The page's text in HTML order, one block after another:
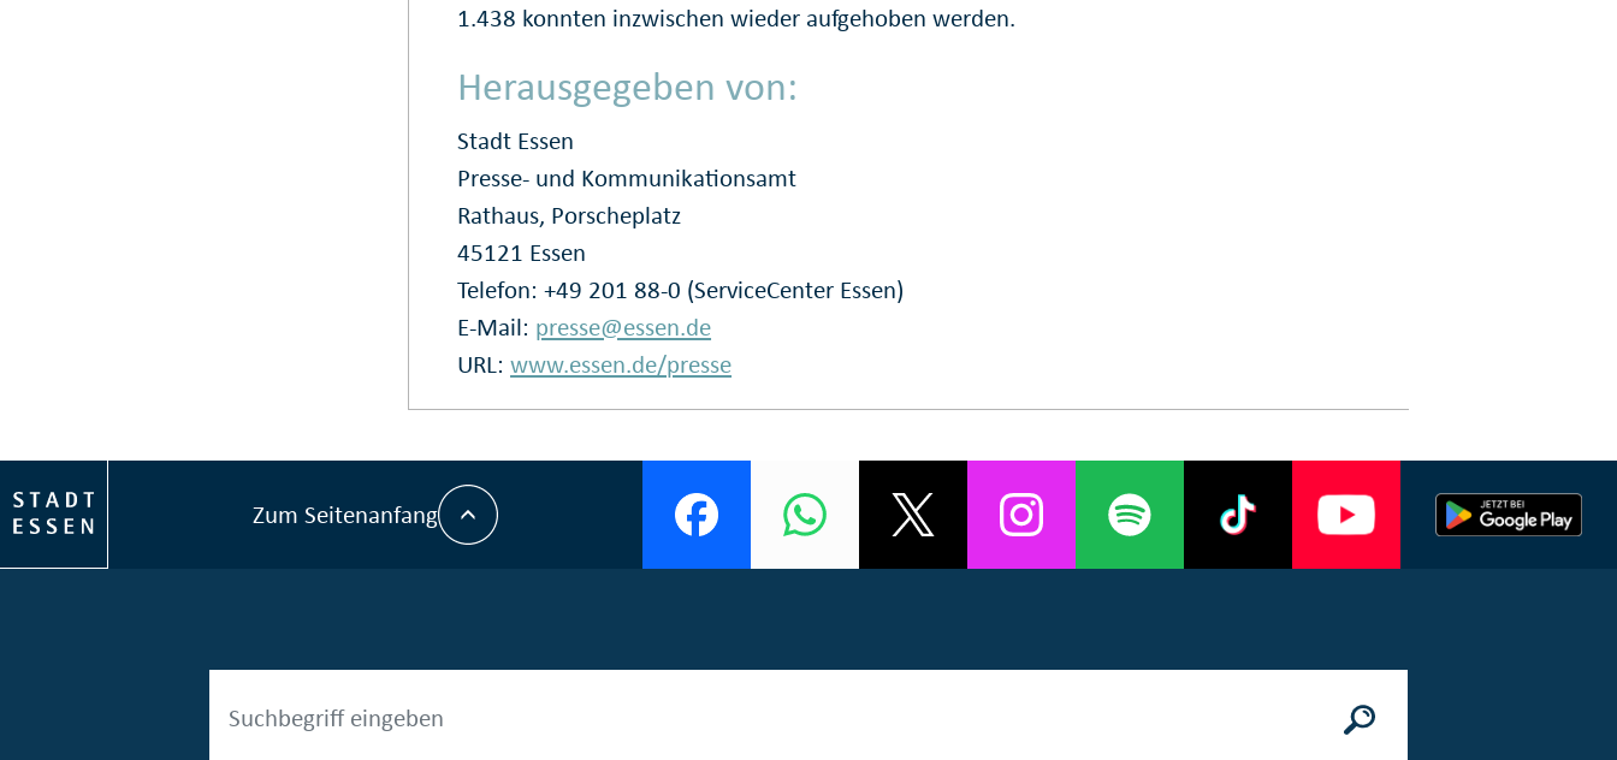
1.438 konnten inzwischen wieder aufgehoben werden.
Herausgegeben von:
Stadt Essen
Presse- und Kommunikationsamt
Rathaus, Porscheplatz
45121 Essen
Telefon: +49 201 88-0 (ServiceCenter Essen)
E-Mail: presse@essen.de
URL:www.essen.de/presse
Zum Seitenanfang